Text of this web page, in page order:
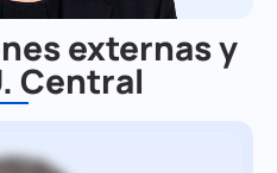
externas y
Central